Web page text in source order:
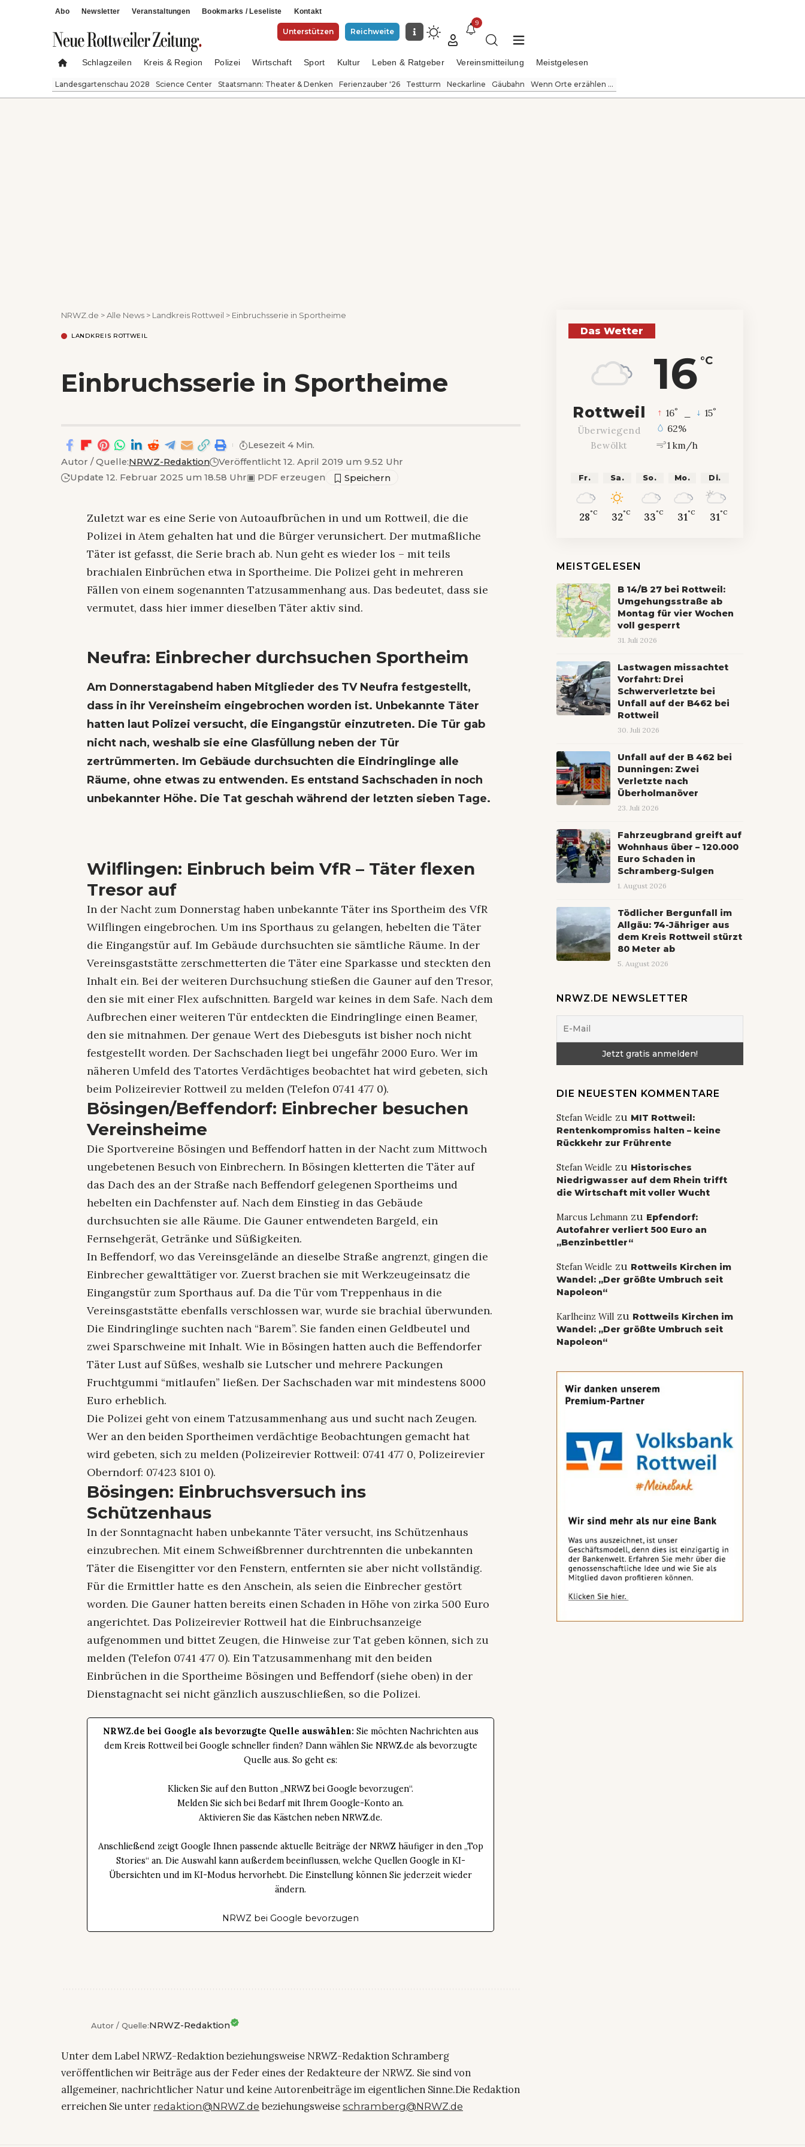
Abo Newsletter Veranstaltungen Bookmarks / Leseliste Kontakt
Unterstützen Reichweite
9
Schlagzeilen Kreis & Region Polizei Wirtschaft Sport Kultur Leben & Ratgeber Vereinsmitteilung Meistgelesen
Landesgartenschau 2028 Science Center Staatsmann: Theater & Denken Ferienzauber '26 Testturm Neckarline Gäubahn Wenn Orte erzählen ...
NRWZ.de >Alle News > Landkreis Rottweil > Einbruchsserie in Sportheime
LANDKREIS ROTTWEIL
Einbruchsserie in Sportheime
Autor / Quelle:NRWZ-Redaktion
Veröffentlicht 12. April 2019 um 9.52 Uhr
Update 12. Februar 2025 um 18.58 Uhr▣ PDF erzeugen
Lesezeit 4 Min.
Zuletzt war es eine Serie von Autoaufbrüchen in und um Rottweil, die die
Polizei in Atem gehalten hat und die Bürger verunsichert. Der mutmaßliche
Täter ist gefasst, die Serie brach ab. Nun geht es wieder los – mit teils
brachialen Einbrüchen etwa in Sportheime. Die Polizei geht in mehreren
Fällen von einem sogenannten Tatzusammenhang aus. Das bedeutet, dass sie
vermutet, dass hier immer dieselben Täter aktiv sind.
Neufra: Einbrecher durchsuchen Sportheim
Am Donnerstagabend haben Mitglieder des TV Neufra festgestellt,
dass in ihr Vereinsheim eingebrochen worden ist. Unbekannte Täter
hatten laut Polizei versucht, die Eingangstür einzutreten. Die Tür gab
nicht nach, weshalb sie eine Glasfüllung neben der Tür
zertrümmerten. Im Gebäude durchsuchten die Eindringlinge alle
Räume, ohne etwas zu entwenden. Es entstand Sachschaden in noch
unbekannter Höhe. Die Tat geschah während der letzten sieben Tage.
Wilflingen: Einbruch beim VfR – Täter flexen
Tresor auf
In der Nacht zum Donnerstag haben unbekannte Täter ins Sportheim des VfR
Wilflingen eingebrochen. Um ins Sporthaus zu gelangen, hebelten die Täter
die Eingangstür auf. Im Gebäude durchsuchten sie sämtliche Räume. In der
Vereinsgaststätte zerschmetterten die Täter eine Sparkasse und steckten den
Inhalt ein. Bei der weiteren Durchsuchung stießen die Gauner auf den Tresor,
den sie mit einer Flex aufschnitten. Bargeld war keines in dem Safe. Nach dem
Aufbrechen einer weiteren Tür entdeckten die Eindringlinge einen Beamer,
den sie mitnahmen. Der genaue Wert des Diebesguts ist bisher noch nicht
festgestellt worden. Der Sachschaden liegt bei ungefähr 2000 Euro. Wer im
näheren Umfeld des Tatortes Verdächtiges beobachtet hat wird gebeten, sich
beim Polizeirevier Rottweil zu melden (Telefon 0741 477 0).
Bösingen/Beffendorf: Einbrecher besuchen
Vereinsheime
Die Sportvereine Bösingen und Beffendorf hatten in der Nacht zum Mittwoch
ungebetenen Besuch von Einbrechern. In Bösingen kletterten die Täter auf
das Dach des an der Straße nach Beffendorf gelegenen Sportheims und
hebelten ein Dachfenster auf. Nach dem Einstieg in das Gebäude
durchsuchten sie alle Räume. Die Gauner entwendeten Bargeld, ein
Fernsehgerät, Getränke und Süßigkeiten.
In Beffendorf, wo das Vereinsgelände an dieselbe Straße angrenzt, gingen die
Einbrecher gewalttätiger vor. Zuerst brachen sie mit Werkzeugeinsatz die
Eingangstür zum Sporthaus auf. Da die Tür vom Treppenhaus in die
Vereinsgaststätte ebenfalls verschlossen war, wurde sie brachial überwunden.
Die Eindringlinge suchten nach “Barem”. Sie fanden einen Geldbeutel und
zwei Sparschweine mit Inhalt. Wie in Bösingen hatten auch die Beffendorfer
Täter Lust auf Süßes, weshalb sie Lutscher und mehrere Packungen
Fruchtgummi “mitlaufen” ließen. Der Sachschaden war mit mindestens 8000
Euro erheblich.
Die Polizei geht von einem Tatzusammenhang aus und sucht nach Zeugen.
Wer an den beiden Sportheimen verdächtige Beobachtungen gemacht hat
wird gebeten, sich zu melden (Polizeirevier Rottweil: 0741 477 0, Polizeirevier
Oberndorf: 07423 8101 0).
Bösingen: Einbruchsversuch ins
Schützenhaus
In der Sonntagnacht haben unbekannte Täter versucht, ins Schützenhaus
einzubrechen. Mit einem Schweißbrenner durchtrennten die unbekannten
Täter die Eisengitter vor den Fenstern, entfernten sie aber nicht vollständig.
Für die Ermittler hatte es den Anschein, als seien die Einbrecher gestört
worden. Die Gauner hatten bereits einen Schaden in Höhe von zirka 500 Euro
angerichtet. Das Polizeirevier Rottweil hat die Einbruchsanzeige
aufgenommen und bittet Zeugen, die Hinweise zur Tat geben können, sich zu
melden (Telefon 0741 477 0). Ein Tatzusammenhang mit den beiden
Einbrüchen in die Sportheime Bösingen und Beffendorf (siehe oben) in der
Dienstagnacht sei nicht gänzlich auszuschließen, so die Polizei.
NRWZ.de bei Google als bevorzugte Quelle auswählen: Sie möchten Nachrichten aus
dem Kreis Rottweil bei Google schneller finden? Dann wählen Sie NRWZ.de als bevorzugte
Quelle aus. So geht es:
Klicken Sie auf den Button „NRWZ bei Google bevorzugen“.
Melden Sie sich bei Bedarf mit Ihrem Google-Konto an.
Aktivieren Sie das Kästchen neben NRWZ.de.
Anschließend zeigt Google Ihnen passende aktuelle Beiträge der NRWZ häufiger in den „Top
Stories“ an. Die Auswahl kann außerdem beeinflussen, welche Quellen Google in KI-
Übersichten und im KI-Modus hervorhebt. Die Einstellung können Sie jederzeit wieder
ändern.
NRWZ bei Google bevorzugen
Autor / Quelle:NRWZ-Redaktion
Unter dem Label NRWZ-Redaktion beziehungsweise NRWZ-Redaktion Schramberg
veröffentlichen wir Beiträge aus der Feder eines der Redakteure der NRWZ. Sie sind von
allgemeiner, nachrichtlicher Natur und keine Autorenbeiträge im eigentlichen Sinne.Die Redaktion
erreichen Sie unter redaktion@NRWZ.de beziehungsweise schramberg@NRWZ.de
Das Wetter
16 °C
Rottweil
Überwiegend
Bewölkt
16° 15°
62%
1 km/h
Fr.
28°C
Sa.
32°C
So.
33°C
Mo.
31°C
Di.
31°C
MEISTGELESEN
B 14/B 27 bei Rottweil:
Umgehungsstraße ab
Montag für vier Wochen
voll gesperrt
31. Juli 2026
Lastwagen missachtet
Vorfahrt: Drei
Schwerverletzte bei
Unfall auf der B462 bei
Rottweil
30. Juli 2026
Unfall auf der B 462 bei
Dunningen: Zwei
Verletzte nach
Überholmanöver
23. Juli 2026
Fahrzeugbrand greift auf
Wohnhaus über – 120.000
Euro Schaden in
Schramberg-Sulgen
1. August 2026
Tödlicher Bergunfall im
Allgäu: 74-Jähriger aus
dem Kreis Rottweil stürzt
80 Meter ab
5. August 2026
NRWZ.DE NEWSLETTER
DIE NEUESTEN KOMMENTARE
Stefan Weidle zu MIT Rottweil:
Rentenkompromiss halten – keine
Rückkehr zur Frührente
Stefan Weidle zu Historisches
Niedrigwasser auf dem Rhein trifft
die Wirtschaft mit voller Wucht
Marcus Lehmannzu Epfendorf:
Autofahrer verliert 500 Euro an
„Benzinbettler“
Stefan Weidle zu Rottweils Kirchen im
Wandel: „Der größte Umbruch seit
Napoleon“
Karlheinz Willzu Rottweils Kirchen im
Wandel: „Der größte Umbruch seit
Napoleon“